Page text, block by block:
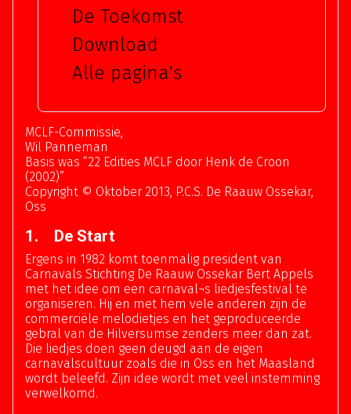
De Toekomst
Download
Alle pagina's
MCLF-Commissie,
Wil Panneman
Basis was “22 Edities MCLF door Henk de Croon
(2002)”
Copyright © Oktober 2013, P.C.S. De Raauw Ossekar,
Oss
1. De Start
Ergens in 1982 komt toenmalig president van
Carnavals Stichting De Raauw Ossekar Bert Appels
met het idee om een carnaval¬s liedjesfestival te
organiseren. Hij en met hem vele anderen zijn de
commerciële melodietjes en het geproduceerde
gebral van de Hilversumse zenders meer dan zat.
Die liedjes doen geen deugd aan de eigen
carnavalscultuur zoals die in Oss en het Maasland
wordt beleefd. Zijn idee wordt met veel instemming
verwelkomd.